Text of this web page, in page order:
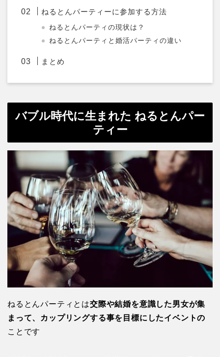
ねるとんパーティーに参加する方法
ねるとんパーティの現状は？
ねるとんパーティと婚活パーティの違い
まとめ
バブル時代に生まれた ねるとんパー
ティー
ねるとんパーティとは交際や結婚を意識した男女が集
まって、カップリングする事を目標にしたイベントの
ことです